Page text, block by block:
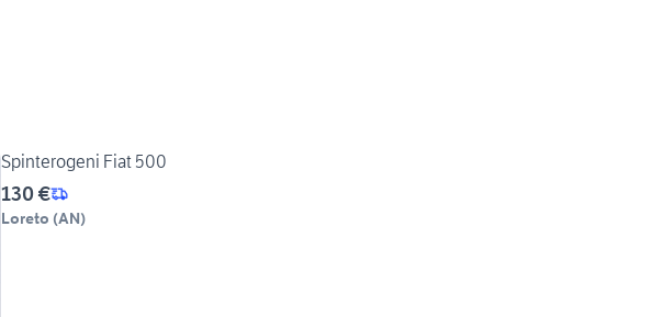
Spinterogeni Fiat 500
130 €
Loreto (AN)